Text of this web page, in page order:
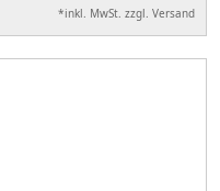
*inkl. MwSt. zzgl. Versand